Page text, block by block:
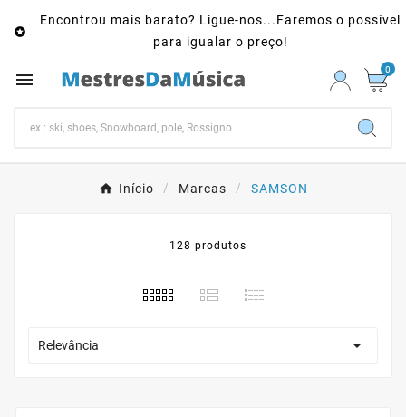

Encontrou mais barato? Ligue-nos...Faremos o possível
para igualar o preço!
 0
Início Marcas SAMSON
128 produtos
Relevância 